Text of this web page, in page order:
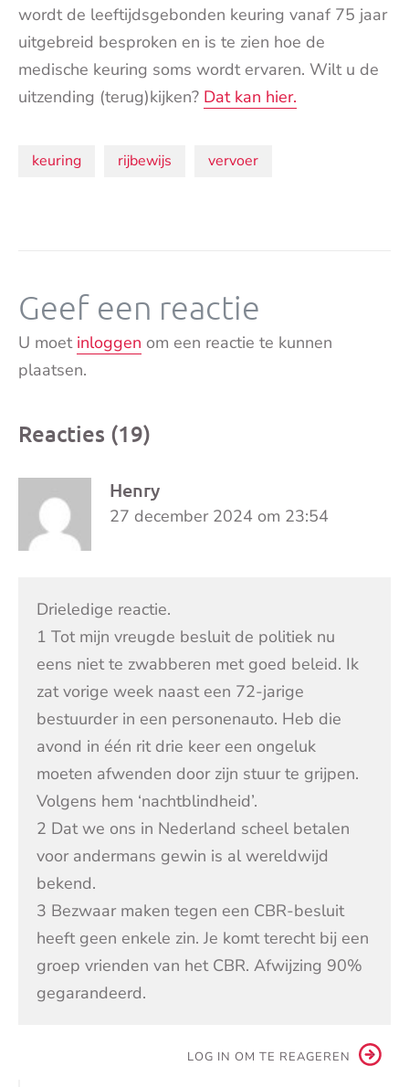
wordt de leeftijdsgebonden keuring vanaf 75 jaar
uitgebreid besproken en is te zien hoe de
medische keuring soms wordt ervaren. Wilt u de
uitzending (terug)kijken? Dat kan hier.
Onderwerpen:
keuring rijbewijs vervoer
Geef een reactie
U moet inloggen om een reactie te kunnen
plaatsen.
Reacties (19)
Henry
27 december 2024 om 23:54
Drieledige reactie.
1 Tot mijn vreugde besluit de politiek nu
eens niet te zwabberen met goed beleid. Ik
zat vorige week naast een 72-jarige
bestuurder in een personenauto. Heb die
avond in één rit drie keer een ongeluk
moeten afwenden door zijn stuur te grijpen.
Volgens hem ‘nachtblindheid’.
2 Dat we ons in Nederland scheel betalen
voor andermans gewin is al wereldwijd
bekend.
3 Bezwaar maken tegen een CBR-besluit
heeft geen enkele zin. Je komt terecht bij een
groep vrienden van het CBR. Afwijzing 90%
gegarandeerd.
LOG IN OM TE REAGEREN